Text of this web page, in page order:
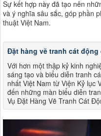
Sự kết hợp này đã tạo nên
và ý nghĩa sâu sắc, góp phần
thuật Việt Nam​​.
Đặt hàng vẽ tranh cát động
Với hơn một thập kỷ kinh
sáng tạo và biểu diễn tranh
nhất Việt Nam từ Viện Kỷ lục
đến những màn biểu diễn
Vụ Đặt Hàng Vẽ Tranh Cát